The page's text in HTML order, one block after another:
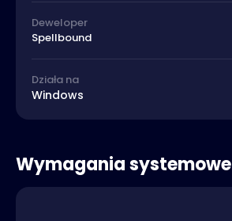
Deweloper
Spellbound
Działa na
Windows
Wymagania systemowe